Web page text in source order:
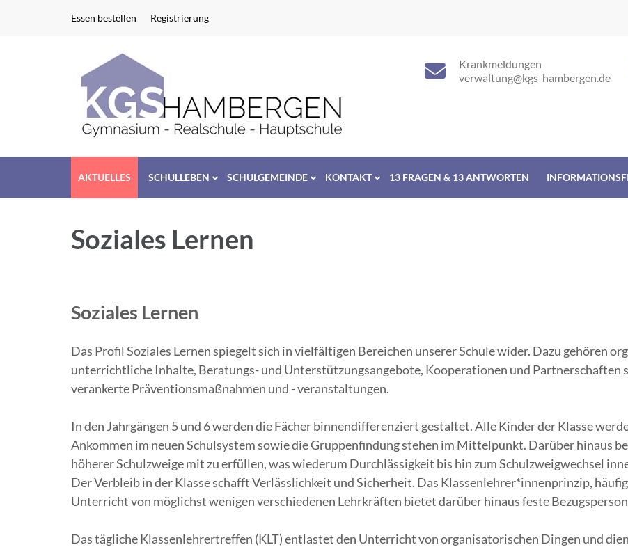
Essen bestellen Registrierung
Krankmeldungen
verwaltung@kgs-hambergen.de
AKTUELLES SCHULLEBEN SCHULGEMEINDE KONTAKT 13 FRAGEN & 13 ANTWORTEN
Soziales Lernen
Soziales Lernen
Das Profil Soziales Lernen spiegelt sich in vielfältigen Bereichen unserer Schule wider. Dazu gehören
unterrichtliche Inhalte, Beratungs- und Unterstützungsangebote, Kooperationen und Partnerschaften
verankerte Präventionsmaßnahmen und - veranstaltungen.
In den Jahrgängen 5 und 6 werden die Fächer binnendifferenziert gestaltet. Alle Kinder der Klasse
Ankommen im neuen Schulsystem sowie die Gruppenfindung stehen im Mittelpunkt. Darüber hinaus
höherer Schulzweige mit zu erfüllen, was wiederum Durchlässigkeit bis hin zum Schulzweigwechsel
Der Verbleib in der Klasse schafft Verlässlichkeit und Sicherheit. Das Klassenlehrer*innenprinzip,
Unterricht von möglichst wenigen verschiedenen Lehrkräften bietet darüber hinaus feste
Das tägliche Klassenlehrertreffen (KLT) entlastet den Unterricht von organisatorischen Dingen und